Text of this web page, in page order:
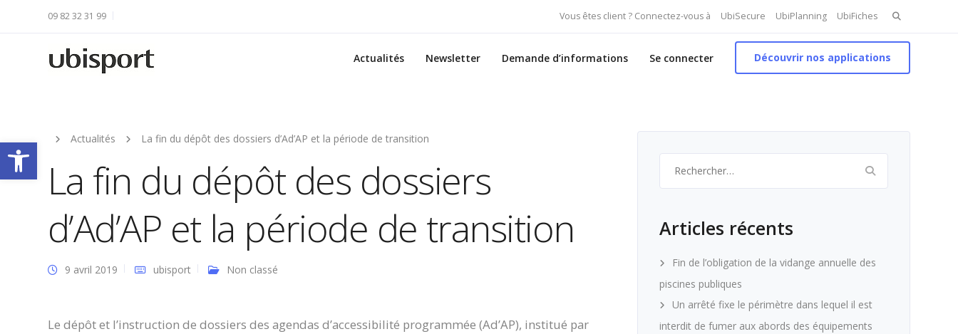
Ouvrir la barre d’outils
Vous êtes client ? Connectez-vous à UbiSecure UbiPlanning UbiFiches Search
for:
09 82 32 31 99
Actualités Newsletter Demande d’informations Se connecter Découvrir nos applications
Actualités La fin du dépôt des dossiers d’Ad’AP et la période de transition
La fin du dépôt des dossiers
d’Ad’AP et la période de transition
9 avril 2019 ubisport Non classé
Le dépôt et l’instruction de dossiers des agendas d’accessibilité programmée (Ad’AP), institué par
Articles récents
Fin de l’obligation de la vidange annuelle des
piscines publiques
Un arrêté fixe le périmètre dans lequel il est
interdit de fumer aux abords des équipements